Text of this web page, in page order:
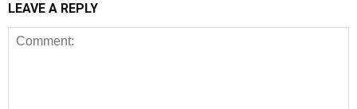
LEAVE A REPLY